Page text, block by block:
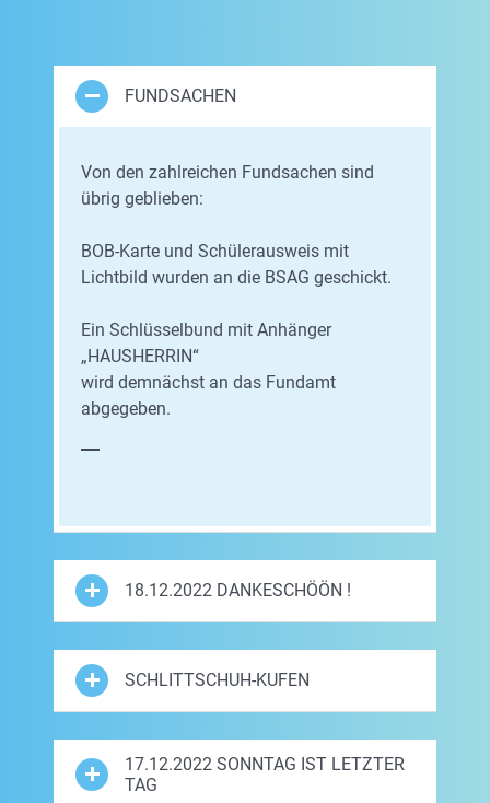
FUNDSACHEN
Von den zahlreichen Fundsachen sind
übrig geblieben:
BOB-Karte und Schülerausweis mit
Lichtbild wurden an die BSAG geschickt.
Ein Schlüsselbund mit Anhänger
„HAUSHERRIN“
wird demnächst an das Fundamt
abgegeben.
18.12.2022 DANKESCHÖÖN !
SCHLITTSCHUH-KUFEN
17.12.2022 SONNTAG IST LETZTER
TAG